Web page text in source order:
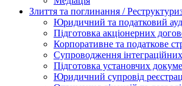
Злиття та поглинання /
Юридичний та податковий
Підготовка акціонерних
Корпоративне та податкове
Супроводження
Підготовка установчих
Юридичний супровід